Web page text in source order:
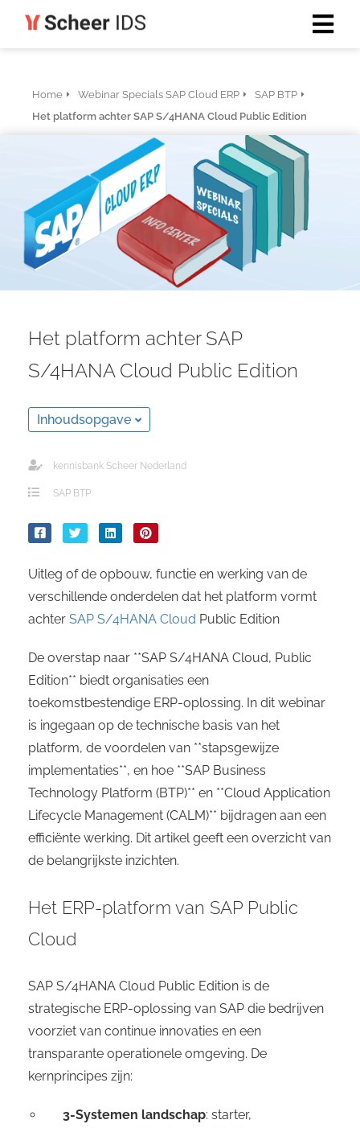
Home Webinar Specials SAP Cloud ERP
SAP BTP
Het platform achter SAP S/4HANA Cloud Public Edition
Het platform achter SAP
S/4HANA Cloud Public Edition
Inhoudsopgave
kennisbank Scheer Nederland
SAP BTP
Uitleg of de opbouw, functie en werking van de
verschillende onderdelen dat het platform vormt
achter SAP S/4HANA Cloud Public Edition
De overstap naar **SAP S/4HANA Cloud, Public
Edition** biedt organisaties een
toekomstbestendige ERP-oplossing. In dit webinar
is ingegaan op de technische basis van het
platform, de voordelen van **stapsgewijze
implementaties**, en hoe **SAP Business
Technology Platform (BTP)** en **Cloud Application
Lifecycle Management (CALM)** bijdragen aan een
efficiënte werking. Dit artikel geeft een overzicht van
de belangrijkste inzichten.
Het ERP-platform van SAP Public
Cloud
SAP S/4HANA Cloud Public Edition is de
strategische ERP-oplossing van SAP die bedrijven
voorziet van continue innovaties en een
transparante operationele omgeving. De
kernprincipes zijn:
3-Systemen landschap: starter,